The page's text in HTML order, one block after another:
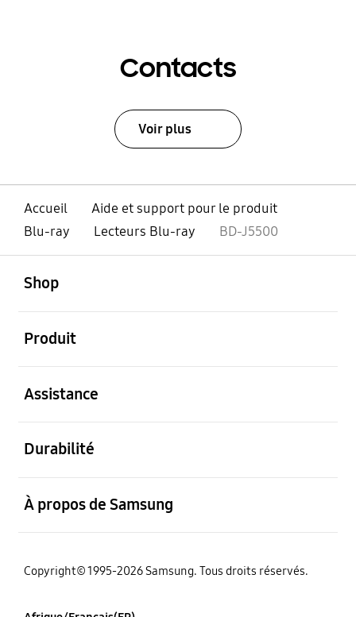
Contacts
Voir plus
Accueil
Aide et support pour le produit
Blu-ray
Lecteurs Blu-ray BD-J5500
Shop
Produit
Assistance
Durabilité
À propos de Samsung
Copyright© 1995-2026 Samsung. Tous droits réservés.